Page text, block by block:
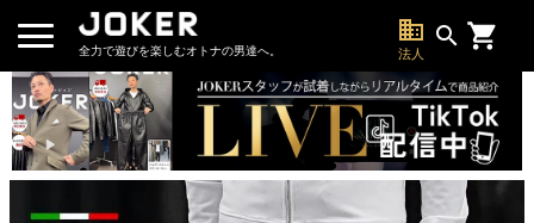
全力で遊びを楽しむオトナの男達へ。
business
法人
search